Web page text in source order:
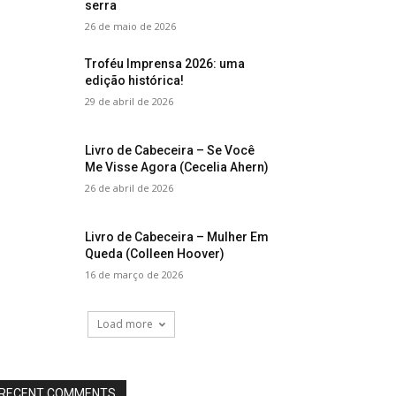
serra
26 de maio de 2026
Troféu Imprensa 2026: uma
edição histórica!
29 de abril de 2026
Livro de Cabeceira – Se Você
Me Visse Agora (Cecelia Ahern)
26 de abril de 2026
Livro de Cabeceira – Mulher Em
Queda (Colleen Hoover)
16 de março de 2026
Load more
COMMENTS